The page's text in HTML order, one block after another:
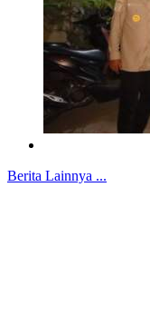
Berita Lainnya ...